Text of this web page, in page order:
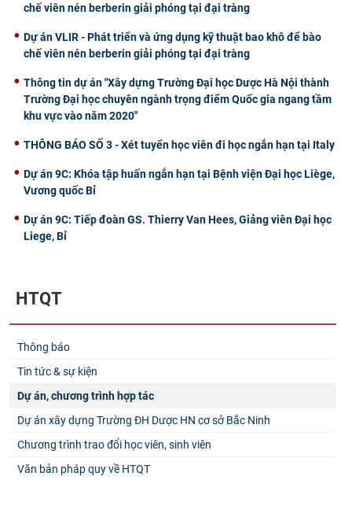
chế viên nén berberin giải phóng tại đại tràng
Dự án VLIR - Phát triển và ứng dụng kỹ thuật bao khô để bào
chế viên nén berberin giải phóng tại đại tràng
Thông tin dự án "Xây dựng Trường Đại học Dược Hà Nội thành
Trường Đại học chuyên ngành trọng điểm Quốc gia ngang tầm
khu vực vào năm 2020"
THÔNG BÁO SỐ 3 - Xét tuyển học viên đi học ngắn hạn tại Italy
Dự án 9C: Khóa tập huấn ngắn hạn tại Bệnh viện Đại học Liège,
Vương quốc Bỉ
Dự án 9C: Tiếp đoàn GS. Thierry Van Hees, Giảng viên Đại học
Liege, Bỉ
HTQT
Thông báo
Tin tức & sự kiện
Dự án, chương trình hợp tác
Dự án xây dựng Trường ĐH Dược HN cơ sở Bắc Ninh
Chương trình trao đổi học viên, sinh viên
Văn bản pháp quy về HTQT